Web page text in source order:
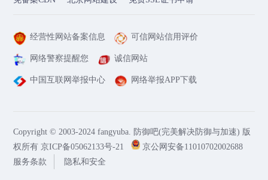
经营性网站备案信息 可信网站信用评价
网络警察提醒您 诚信网站
中国互联网举报中心 网络举报APP下载
Copyright © 2003-2024 fangyuba. 防御吧(完美解决防御与加速) 版
权所有京ICP备05062133号-21
京公网安备11010702002688
服务条款
隐私和安全